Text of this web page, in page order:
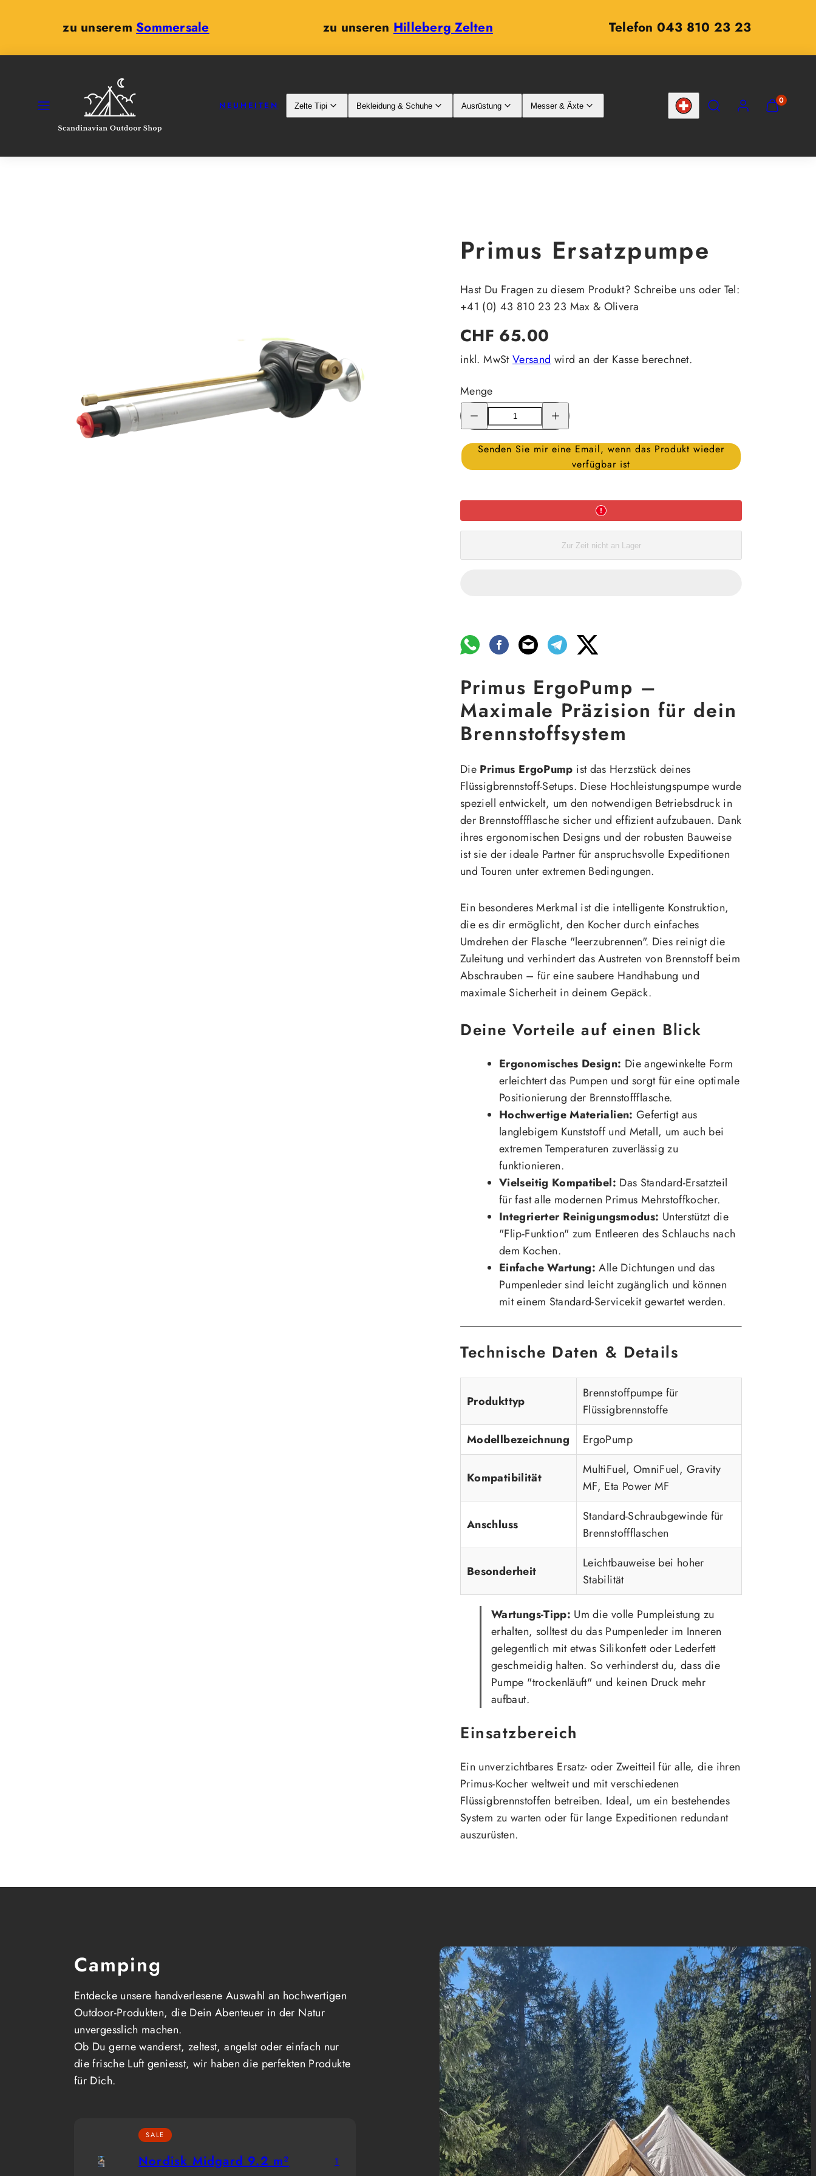
zu unseremSommersale zu unseren Hilleberg Zelten Telefon 043 810 23 23
SPEISEKARTE
NEUHEITEN Zelte Tipi Bekleidung & Schuhe Ausrüstung Messer & Äxte Land/Region
SUCHEN
MEINEN
)
0
Primus Ersatzpumpe
Hast Du Fragen zu diesem Produkt? Schreibe uns oder Tel:
+41 (0) 43 810 23 23 Max & Olivera
Regulärer
CHF 65.00
inkl. MwStVersand wird an der Kasse berechnet.
Menge
Menge
für
Primus
verringern
für
Primus
erhöhen
Senden Sie mir eine Email, wenn das Produkt wieder
verfügbar ist
Zur Zeit nicht an Lager
Primus ErgoPump –
Maximale Präzision für dein
Brennstoffsystem
Die Primus ErgoPump ist das Herzstück deines
Flüssigbrennstoff-Setups. Diese Hochleistungspumpe wurde
speziell entwickelt, um den notwendigen Betriebsdruck in
der Brennstoffflasche sicher und effizient aufzubauen. Dank
ihres ergonomischen Designs und der robusten Bauweise
ist sie der ideale Partner für anspruchsvolle Expeditionen
und Touren unter extremen Bedingungen.
Ein besonderes Merkmal ist die intelligente Konstruktion,
die es dir ermöglicht, den Kocher durch einfaches
Umdrehen der Flasche "leerzubrennen". Dies reinigt die
Zuleitung und verhindert das Austreten von Brennstoff beim
Abschrauben – für eine saubere Handhabung und
maximale Sicherheit in deinem Gepäck.
Deine Vorteile auf einen Blick
Ergonomisches Design: Die angewinkelte Form
erleichtert das Pumpen und sorgt für eine optimale
Positionierung der Brennstoffflasche.
Hochwertige Materialien: Gefertigt aus
langlebigem Kunststoff und Metall, um auch bei
extremen Temperaturen zuverlässig zu
funktionieren.
Vielseitig Kompatibel: Das Standard-Ersatzteil
für fast alle modernen Primus Mehrstoffkocher.
Integrierter Reinigungsmodus: Unterstützt die
"Flip-Funktion" zum Entleeren des Schlauchs nach
dem Kochen.
Einfache Wartung: Alle Dichtungen und das
Pumpenleder sind leicht zugänglich und können
mit einem Standard-Servicekit gewartet werden.
Technische Daten & Details
Produkttyp
Brennstoffpumpe für
Flüssigbrennstoffe
Modellbezeichnung
ErgoPump
Kompatibilität
MultiFuel, OmniFuel, Gravity
MF, Eta Power MF
Anschluss
Standard-Schraubgewinde für
Brennstoffflaschen
Besonderheit
Leichtbauweise bei hoher
Stabilität
Wartungs-Tipp: Um die volle Pumpleistung zu
erhalten, solltest du das Pumpenleder im Inneren
gelegentlich mit etwas Silikonfett oder Lederfett
geschmeidig halten. So verhinderst du, dass die
Pumpe "trockenläuft" und keinen Druck mehr
aufbaut.
Einsatzbereich
Ein unverzichtbares Ersatz- oder Zweitteil für alle, die ihren
Primus-Kocher weltweit und mit verschiedenen
Flüssigbrennstoffen betreiben. Ideal, um ein bestehendes
System zu warten oder für lange Expeditionen redundant
auszurüsten.
Camping
Entdecke unsere handverlesene Auswahl an hochwertigen
Outdoor-Produkten, die Dein Abenteuer in der Natur
unvergesslich machen.
Ob Du gerne wanderst, zeltest, angelst oder einfach nur
die frische Luft geniesst, wir haben die perfekten Produkte
für Dich.
SALE
Nordisk Midgard 9.2 m² 1